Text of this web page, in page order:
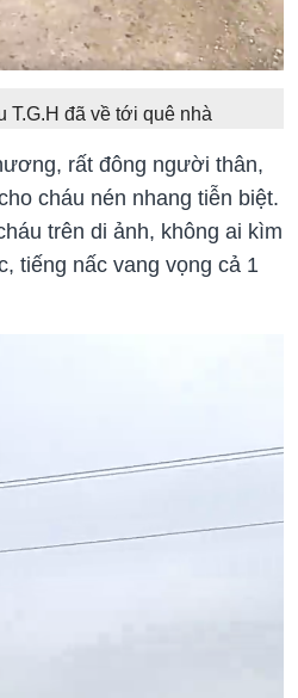
T.G.H đã về tới quê nhà
rất đông người thân,
cháu nén nhang tiễn biệt.
trên di ảnh, không ai kìm
tiếng nấc vang vọng cả 1